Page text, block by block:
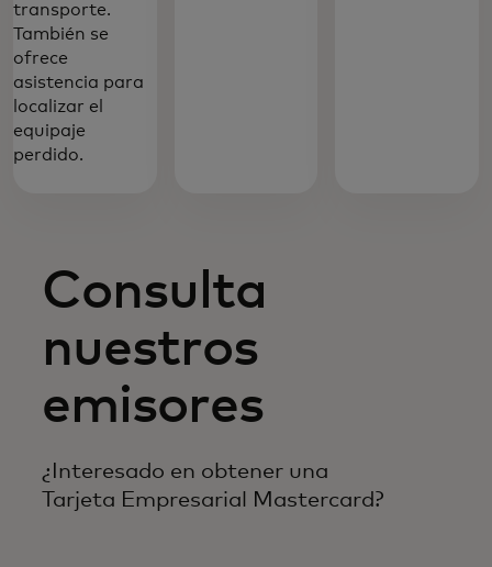
transporte.
También se
ofrece
asistencia para
localizar el
equipaje
perdido.‎
Consulta
nuestros
emisores
¿Interesado en obtener una
Tarjeta Empresarial Mastercard?